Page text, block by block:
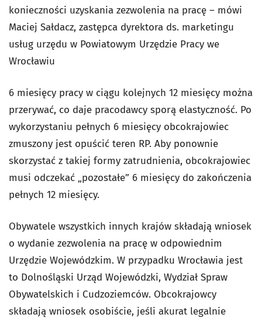
konieczności uzyskania zezwolenia na pracę – mówi
Maciej Sałdacz, zastępca dyrektora ds. marketingu
usług urzędu w Powiatowym Urzędzie Pracy we
Wrocławiu
6 miesięcy pracy w ciągu kolejnych 12 miesięcy można
przerywać, co daje pracodawcy sporą elastyczność. Po
wykorzystaniu pełnych 6 miesięcy obcokrajowiec
zmuszony jest opuścić teren RP. Aby ponownie
skorzystać z takiej formy zatrudnienia, obcokrajowiec
musi odczekać „pozostałe” 6 miesięcy do zakończenia
pełnych 12 miesięcy.
Obywatele wszystkich innych krajów składają wniosek
o wydanie zezwolenia na pracę w odpowiednim
Urzędzie Wojewódzkim. W przypadku Wrocławia jest
to Dolnośląski Urząd Wojewódzki, Wydział Spraw
Obywatelskich i Cudzoziemców. Obcokrajowcy
składają wniosek osobiście, jeśli akurat legalnie